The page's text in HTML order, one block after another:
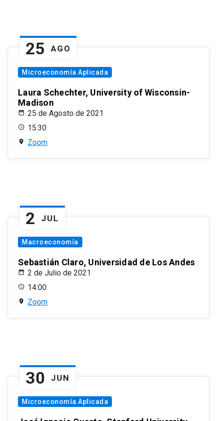
25 AGO
Microeconomía Aplicada
Laura Schechter, University of Wisconsin-
Madison
25 de Agosto de 2021
15:30
Zoom
2 JUL
Macroeconomía
Sebastián Claro, Universidad de Los Andes
2 de Julio de 2021
14:00
Zoom
30 JUN
Microeconomía Aplicada